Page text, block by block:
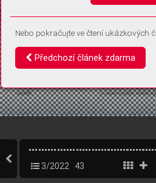
3/2022 43
Nebo pokračujte ve čtení ukázkových
Předchozí článek zdarma